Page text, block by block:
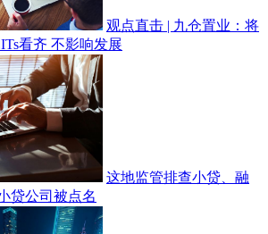
观点直击 | 九仓置业：将
看齐 不影响发展
这地监管排查小贷、融
贷公司被点名